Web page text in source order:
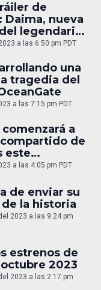
de
Daima, nueva
legendario
a las 6:50 pm PDT
una
tragedia del
a las 7:15 pm PDT
a
de
este
a las 4:05 pm PDT
de enviar su
la historia
2023 a las 9:24 pm
estrenos de
2023
2023 a las 2:17 pm